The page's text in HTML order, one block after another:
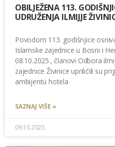
OBILJEŽENA 113.
UDRUŽENJA ILMIJJE
Povodom 113. godišnjice
Islamske zajednice u Bosni i
08.10.2025., članovi Odbora
zajednice Živinice upriličili su
ambijentu hotela
SAZNAJ VIŠE »
09.10.2025.